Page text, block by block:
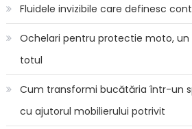
Fluidele invizibile care definesc
Ochelari pentru protectie moto,
totul
Cum transformi bucătăria într-un
cu ajutorul mobilierului potrivit